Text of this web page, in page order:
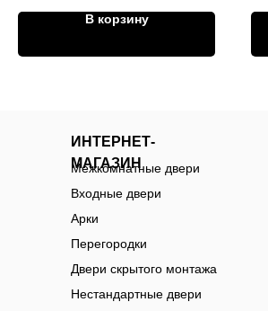
В корзину
ИНТЕРНЕТ-
МАГАЗИН
Межкомнатные двери
Входные двери
Арки
Перегородки
Двери скрытого монтажа
Нестандартные двери